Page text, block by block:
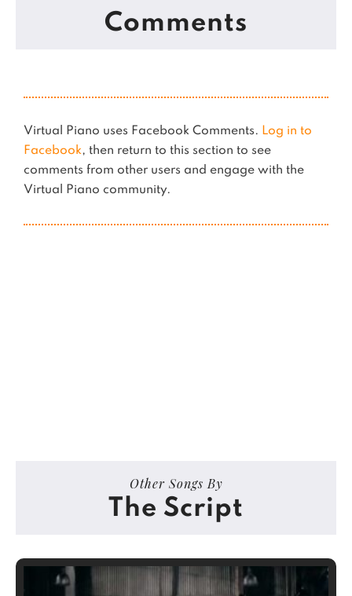
Comments
Virtual Piano uses Facebook Comments. Log in to
Facebook, then return to this section to see
comments from other users and engage with the
Virtual Piano community.
Other Songs By
The Script